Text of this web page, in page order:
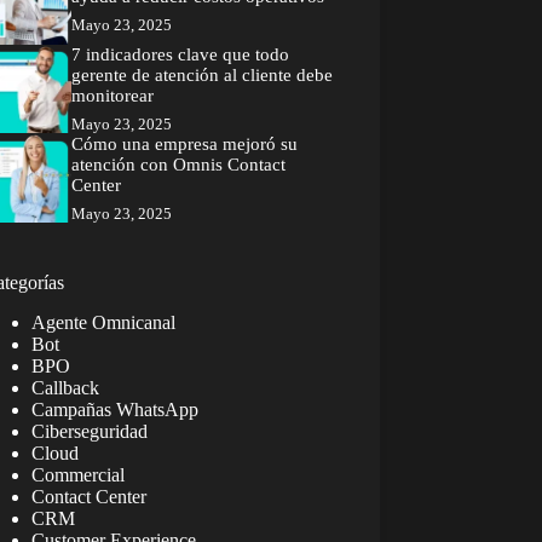
Mayo 23, 2025
7 indicadores clave que todo
gerente de atención al cliente debe
monitorear
Mayo 23, 2025
Cómo una empresa mejoró su
atención con Omnis Contact
Center
Mayo 23, 2025
Agente Omnicanal
Bot
BPO
Callback
Campañas WhatsApp
Ciberseguridad
Cloud
Commercial
Contact Center
CRM